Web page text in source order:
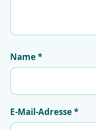
Name*
E-Mail-Adresse*